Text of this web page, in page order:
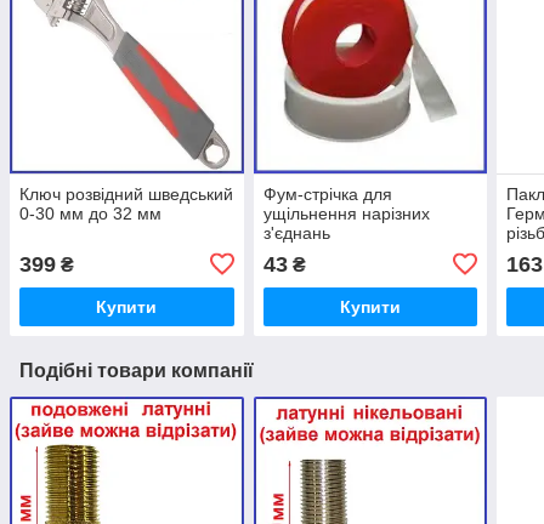
Ключ розвідний шведський
0-30 мм до 32 мм
399 ₴
Купити
Фум-стрічка для
ущільнення нарізних
з'єднань
43₴
Купити
163
Подібні товари компанії